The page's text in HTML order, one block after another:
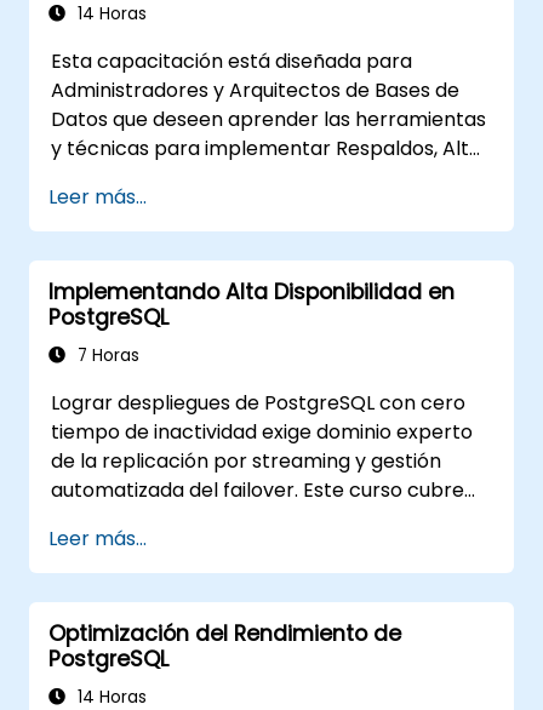
14 Horas
Esta capacitación está diseñada para
Administradores y Arquitectos de Bases de
Datos que deseen aprender las herramientas
y técnicas para implementar Respaldos, Alta
También aprenderás cómo identificar
consultas lentas, monitorear el rendimiento
de la base de datos y optimizar PostgreSQL
para mejorar su eficiencia.
Leer más...
Implementando Alta Disponibilidad en
PostgreSQL
7 Horas
Lograr despliegues de PostgreSQL con cero
tiempo de inactividad exige dominio experto
de la replicación por streaming y gestión
automatizada del failover. Este curso cubre
en cascada, archivado de logs de
transacciones, copias de seguridad básicas y
monitoreo de configuraciones de streaming.
Aprenderá a desplegar pgpool-II para el
agrupamiento de conexiones, configuración
automatizada de alta disponibilidad y
Leer más...
Optimización del Rendimiento de
PostgreSQL
14 Horas